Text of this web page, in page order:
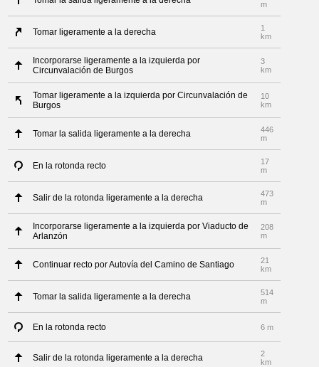
m
Tomar ligeramente a la derecha
1
km
Incorporarse ligeramente a la izquierda por
Circunvalación de Burgos
3
km
Tomar ligeramente a la izquierda por Circunvalación de
Burgos
10
km
Tomar la salida ligeramente a la derecha
446
m
En la rotonda recto
17
m
Salir de la rotonda ligeramente a la derecha
473
m
Incorporarse ligeramente a la izquierda por Viaducto de
Arlanzón
208
m
Continuar recto por Autovía del Camino de Santiago
21
km
Tomar la salida ligeramente a la derecha
514
m
En la rotonda recto 6 m
Salir de la rotonda ligeramente a la derecha
2
km